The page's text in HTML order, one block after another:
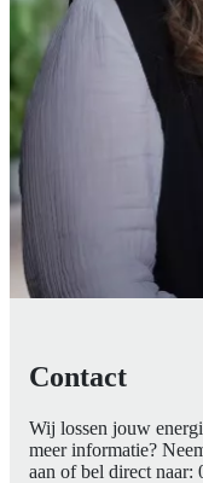
Contact
Wij lossen jouw
meer informatie?
aan of bel direct naar: